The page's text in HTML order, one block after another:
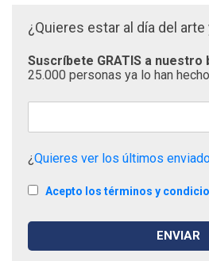
¿Quieres estar al día del arte
Suscríbete GRATIS a nuestro
25.000 personas ya lo han hecho
¿Quieres ver los últimos
Acepto los términos y